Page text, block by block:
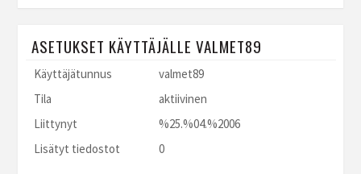
ASETUKSET KÄYTTÄJÄLLE VALMET89
Käyttäjätunnus
valmet89
Tila
aktiivinen
Liittynyt
%25.%04.%2006
Lisätyt tiedostot
0